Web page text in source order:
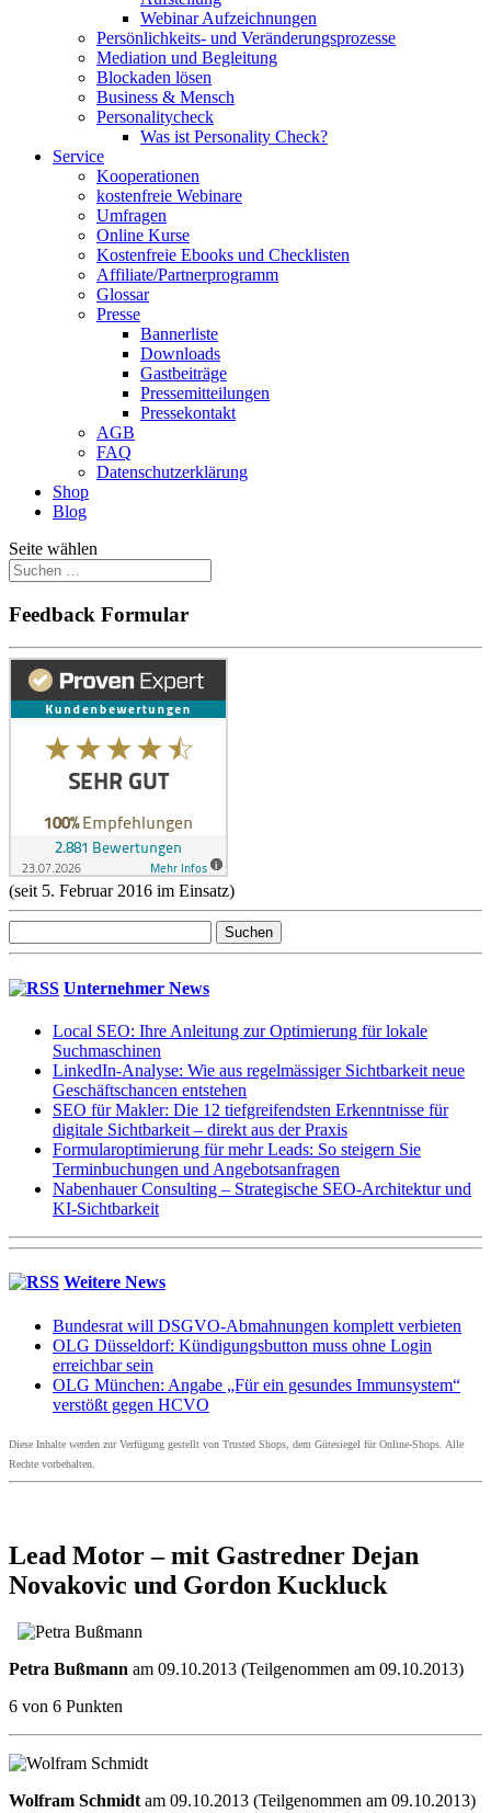
Webinar Aufzeichnungen
Persönlichkeits- und Veränderungsprozesse
Mediation und Begleitung
Blockaden lösen
Business & Mensch
Personalitycheck
Was ist Personality Check?
Service
Kooperationen
kostenfreie Webinare
Umfragen
Online Kurse
Kostenfreie Ebooks und Checklisten
Affiliate/Partnerprogramm
Glossar
Presse
Bannerliste
Downloads
Gastbeiträge
Pressemitteilungen
Pressekontakt
AGB
FAQ
Datenschutzerklärung
Shop
Blog
Seite wählen
Feedback Formular
(seit 5. Februar 2016 im Einsatz)
nach:
Unternehmer News
Local SEO: Ihre Anleitung zur Optimierung für lokale
Suchmaschinen
LinkedIn-Analyse: Wie aus regelmässiger Sichtbarkeit neue
Geschäftschancen entstehen
SEO für Makler: Die 12 tiefgreifendsten Erkenntnisse für
digitale Sichtbarkeit – direkt aus der Praxis
Formularoptimierung für mehr Leads: So steigern Sie
Terminbuchungen und Angebotsanfragen
Nabenhauer Consulting – Strategische SEO-Architektur und
KI-Sichtbarkeit
Weitere News
Bundesrat will DSGVO-Abmahnungen komplett verbieten
OLG Düsseldorf: Kündigungsbutton muss ohne Login
erreichbar sein
OLG München: Angabe „Für ein gesundes Immunsystem“
verstößt gegen HCVO
Diese Inhalte werden zur Verfügung gestellt von Trusted Shops, dem Gütesiegel für Online-Shops. Alle
Rechte vorbehalten.
Lead Motor – mit Gastredner Dejan
Novakovic und Gordon Kuckluck
Petra Bußmann am 09.10.2013 (Teilgenommen am 09.10.2013)
6 von 6 Punkten
Wolfram Schmidt am 09.10.2013 (Teilgenommen am 09.10.2013)